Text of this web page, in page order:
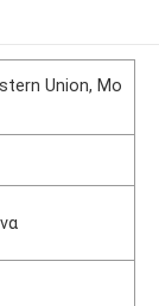
Union, Mo